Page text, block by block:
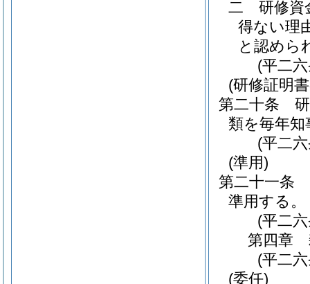
二
研修資
得ない理
と認めら
(平二
(研修証明
第二十条
類を毎年
(平二
(準用)
第二十一条
準用する。
(平二
第四章
(平二
(委任)